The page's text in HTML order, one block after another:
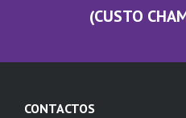
(CUSTO
CONTACTOS